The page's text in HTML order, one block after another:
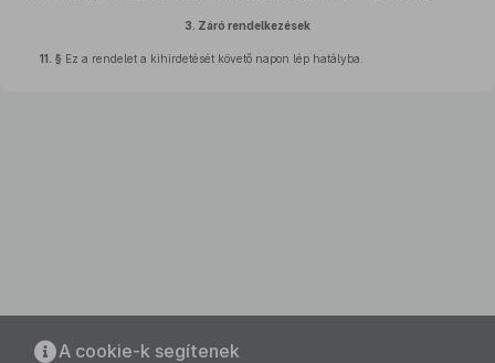
3. Záró rendelkezések
11. § Ez a rendelet a kihirdetését követő napon lép hatályba.
A cookie-k segítenek